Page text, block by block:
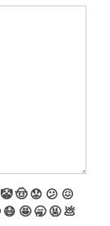
🤡🤠 😟 😕 😖
😷 🤩 🥱 🤬 💩